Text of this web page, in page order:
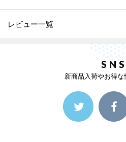
レビュー一覧
SNS
新商品入荷やお得な